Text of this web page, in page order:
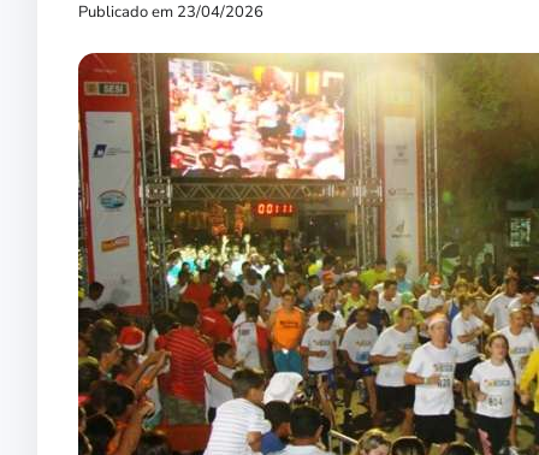
Publicado em 23/04/2026